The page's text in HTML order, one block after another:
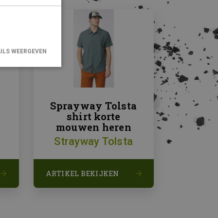
Sprayway Tolsta
shirt korte
mouwen heren
Strayway Tolsta
ARTIKEL BEKIJKEN
WEERGEVEN
maken
van